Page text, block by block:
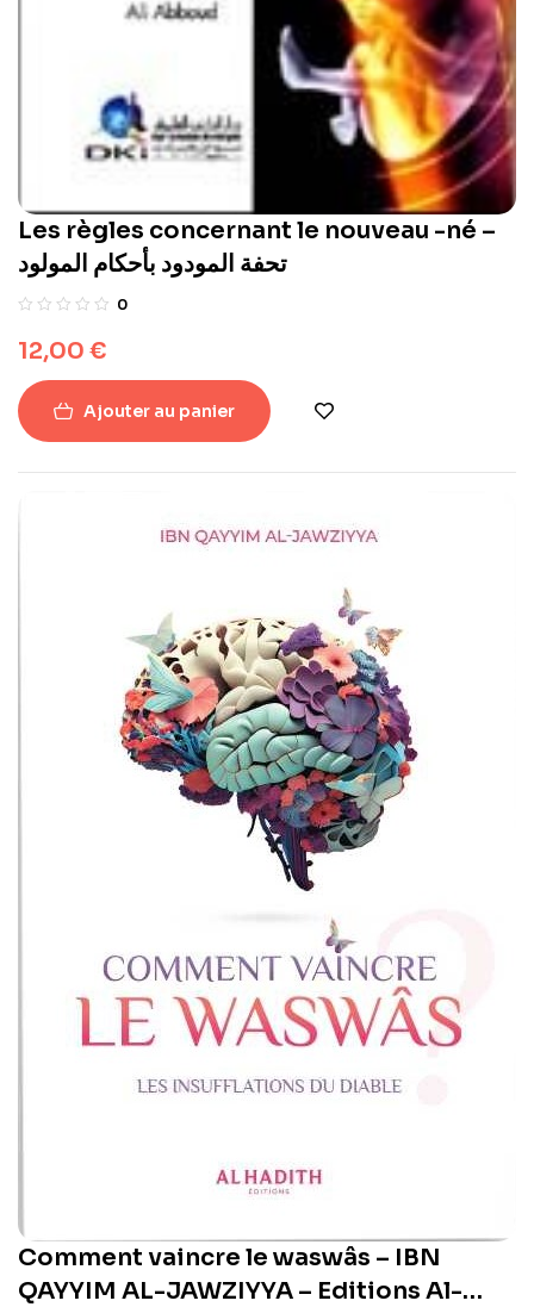
Les règles concernant le nouveau -né –
تحفة المودود بأحكام المولود
0
12,00 €
Ajouter au panier
Comment vaincre le waswâs – IBN
QAYYIM AL-JAWZIYYA – Editions Al-